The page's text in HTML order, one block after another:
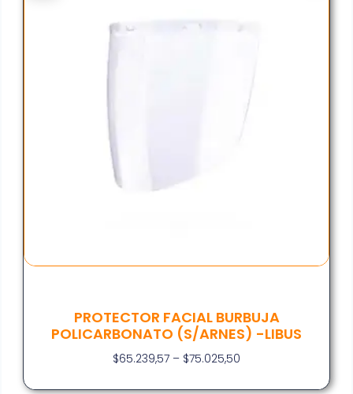
PROTECTOR FACIAL BURBUJA
POLICARBONATO (S/ARNES) -LIBUS
$65.239,57 – $75.025,50